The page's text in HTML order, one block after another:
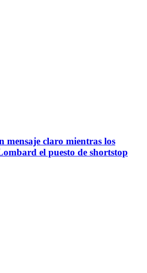
mensaje claro mientras los
el puesto de shortstop